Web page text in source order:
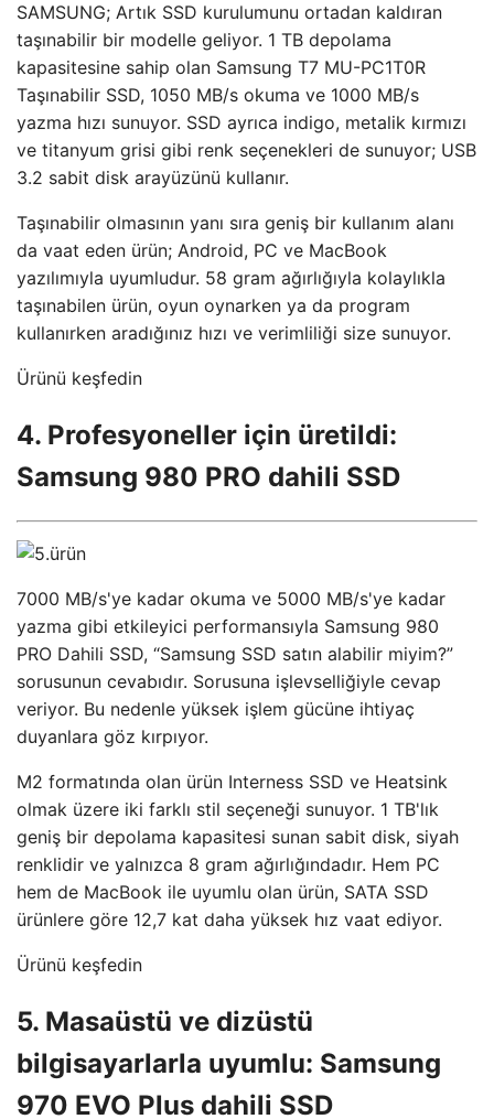
SAMSUNG; Artık SSD kurulumunu ortadan kaldıran
taşınabilir bir modelle geliyor. 1 TB depolama
kapasitesine sahip olan Samsung T7 MU-PC1T0R
Taşınabilir SSD, 1050 MB/s okuma ve 1000 MB/s
yazma hızı sunuyor. SSD ayrıca indigo, metalik kırmızı
ve titanyum grisi gibi renk seçenekleri de sunuyor; USB
3.2 sabit disk arayüzünü kullanır.
Taşınabilir olmasının yanı sıra geniş bir kullanım alanı
da vaat eden ürün; Android, PC ve MacBook
yazılımıyla uyumludur. 58 gram ağırlığıyla kolaylıkla
taşınabilen ürün, oyun oynarken ya da program
kullanırken aradığınız hızı ve verimliliği size sunuyor.
Ürünü keşfedin
4. Profesyoneller için üretildi:
Samsung 980 PRO dahili SSD
7000 MB/s'ye kadar okuma ve 5000 MB/s'ye kadar
yazma gibi etkileyici performansıyla Samsung 980
PRO Dahili SSD, “Samsung SSD satın alabilir miyim?”
sorusunun cevabıdır. Sorusuna işlevselliğiyle cevap
veriyor. Bu nedenle yüksek işlem gücüne ihtiyaç
duyanlara göz kırpıyor.
M2 formatında olan ürün Interness SSD ve Heatsink
olmak üzere iki farklı stil seçeneği sunuyor. 1 TB'lık
geniş bir depolama kapasitesi sunan sabit disk, siyah
renklidir ve yalnızca 8 gram ağırlığındadır. Hem PC
hem de MacBook ile uyumlu olan ürün, SATA SSD
ürünlere göre 12,7 kat daha yüksek hız vaat ediyor.
Ürünü keşfedin
5. Masaüstü ve dizüstü
bilgisayarlarla uyumlu: Samsung
970 EVO Plus dahili SSD